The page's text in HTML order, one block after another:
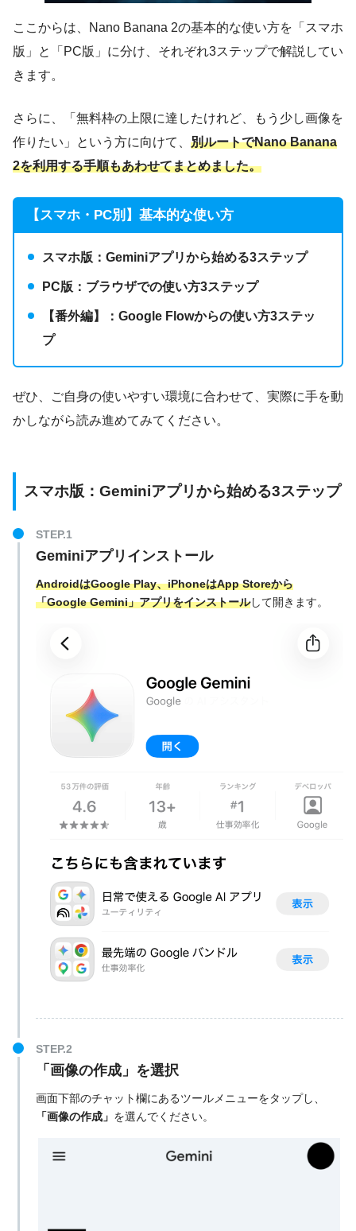
ここからは、Nano Banana 2の基本的な使い方を「スマホ
版」と「PC版」に分け、それぞれ3ステップで解説してい
きます。
さらに、「無料枠の上限に達したけれど、もう少し画像を
作りたい」という方に向けて、 別ルートでNano Banana
2を利用する手順もあわせてまとめました。
【スマホ・PC別】基本的な使い方
スマホ版：Geminiアプリから始める3ステップ
PC版：ブラウザでの使い方3ステップ
【番外編】：Google Flowからの使い方3ステッ
プ
ぜひ、ご自身の使いやすい環境に合わせて、実際に手を動
かしながら読み進めてみてください。
スマホ版：Geminiアプリから始める3ステップ
Geminiアプリインストール
AndroidはGoogle Play、iPhoneはApp Storeから
「Google Gemini」アプリをインストールして開きます。
「画像の作成」を選択
画面下部のチャット欄にあるツールメニューをタップし、
「画像の作成」 を選んでください。